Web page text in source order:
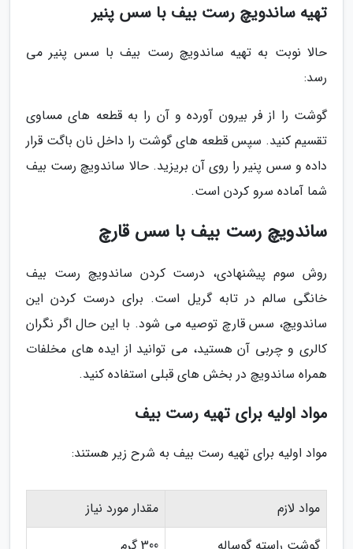
تهیه ساندویچ رست بیف با سس پنیر
حالا نوبت به تهیه ساندویچ رست بیف با سس پنیر می
رسد:
گوشت را از فر بیرون آورده و آن را به قطعه های مساوی
تقسیم کنید. سپس قطعه های گوشت را داخل نان باگت قرار
داده و سس پنیر را روی آن بریزید. حالا ساندویچ رست بیف
شما آماده سرو کردن است.
ساندویچ رست بیف با سس قارچ
روش سوم پیشنهادی، درست کردن ساندویچ رست بیف
خانگی سالم در تابه گریل است. برای درست کردن این
ساندویچ، سس قارچ توصیه می شود. با این حال اگر نگران
کالری و چربی آن هستید، می توانید از ایده های مخلفات
همراه ساندویچ در بخش های قبلی استفاده کنید.
مواد اولیه برای تهیه رست بیف
مواد اولیه برای تهیه رست بیف به شرح زیر هستند:
مواد لازم
مقدار مورد نیاز